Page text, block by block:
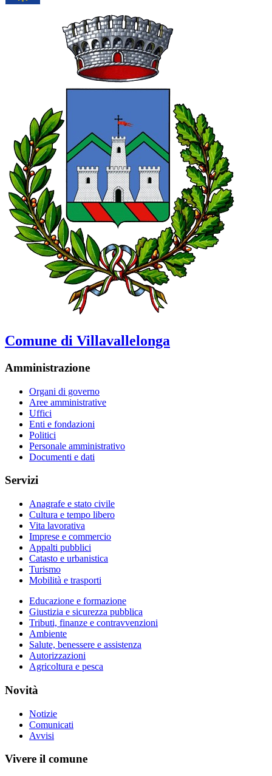
Comune di Villavallelonga
Amministrazione
Organi di governo
Aree amministrative
Uffici
Enti e fondazioni
Politici
Personale amministrativo
Documenti e dati
Servizi
Anagrafe e stato civile
Cultura e tempo libero
Vita lavorativa
Imprese e commercio
Appalti pubblici
Catasto e urbanistica
Turismo
Mobilità e trasporti
Educazione e formazione
Giustizia e sicurezza pubblica
Tributi, finanze e contravvenzioni
Ambiente
Salute, benessere e assistenza
Autorizzazioni
Agricoltura e pesca
Novità
Notizie
Comunicati
Avvisi
Vivere il comune